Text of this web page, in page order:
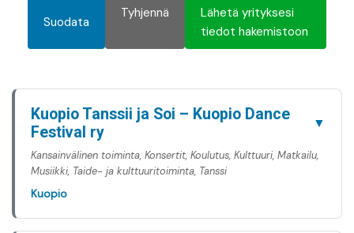
Suodata
Tyhjennä
Lähetä yrityksesi
tiedot hakemistoon
Kuopio Tanssii ja Soi – Kuopio Dance
Festival ry
▼
Kansainvälinen toiminta, Konsertit, Koulutus, Kulttuuri, Matkailu,
Musiikki, Taide- ja kulttuuritoiminta, Tanssi
Kuopio